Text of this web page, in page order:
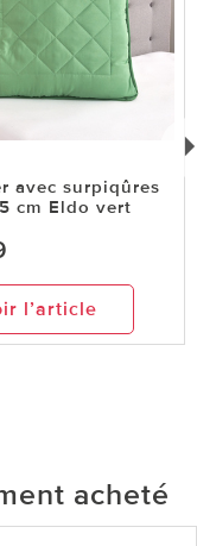
avec surpiqûres
cm Eldo vert
l’article
acheté